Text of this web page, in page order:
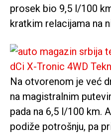
prosek bio 9,5 l/100
kratkim relacijama na
Na otvorenom je već
na magistralnim
pada na 6,5 l/100 km.
podiže potrošnju, pa